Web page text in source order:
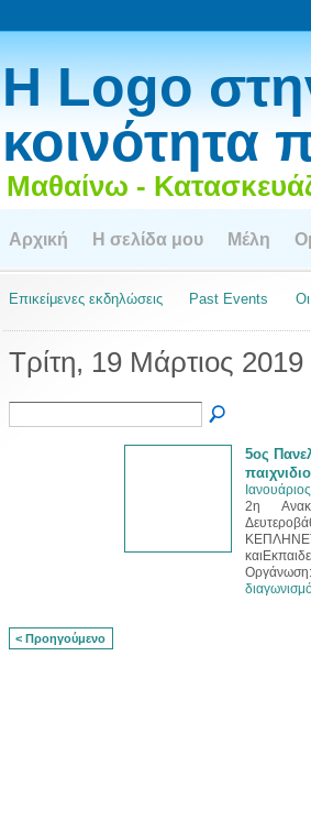
Η Logo
κοινότητα
Μαθαίνω -
Αρχική Η σελίδα μου Μέλη
Επικείμενες εκδηλώσεις Past Events
Τρίτη, 19 Μάρτιος 2019
5ος
2η
< Προηγούμενο